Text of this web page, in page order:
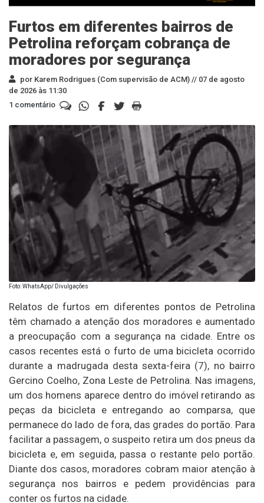
Furtos em diferentes bairros de
Petrolina reforçam cobrança de
moradores por segurança
por Karem Rodrigues (Com supervisão de ACM) // 07 de agosto
de 2026 às 11:30
1 comentário
Foto: WhatsApp/ Divulgações
Relatos de furtos em diferentes pontos de Petrolina
têm chamado a atenção dos moradores e aumentado
a preocupação com a segurança na cidade. Entre os
casos recentes está o furto de uma bicicleta ocorrido
durante a madrugada desta sexta-feira (7), no bairro
Gercino Coelho, Zona Leste de Petrolina. Nas imagens,
um dos homens aparece dentro do imóvel retirando as
peças da bicicleta e entregando ao comparsa, que
permanece do lado de fora, das grades do portão. Para
facilitar a passagem, o suspeito retira um dos pneus da
bicicleta e, em seguida, passa o restante pelo portão.
Diante dos casos, moradores cobram maior atenção à
segurança nos bairros e pedem providências para
conter os furtos na cidade.